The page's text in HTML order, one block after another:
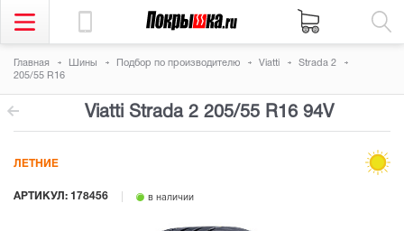
Главная Шины Подбор по производителю Viatti
Strada 2
205/55 R16
Viatti Strada 2 205/55 R16 94V
АРТИКУЛ: 178456 в наличии
ЛЕТНИЕ